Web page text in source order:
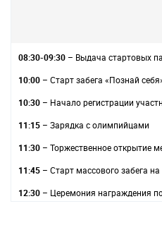
08:30-09:30 – Выдача стартовых
10:00 – Старт забега «Познай
10:30 – Начало регистрации
11:15 – Зарядка с олимпийцами
11:30 – Торжественное открытие
11:45 – Старт массового забега
12:30 – Церемония награждения